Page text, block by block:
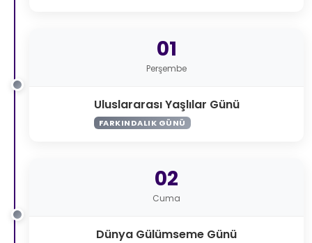
01
Perşembe
Uluslararası Yaşlılar Günü
FARKINDALIK GÜNÜ
02
Cuma
Dünya Gülümseme Günü